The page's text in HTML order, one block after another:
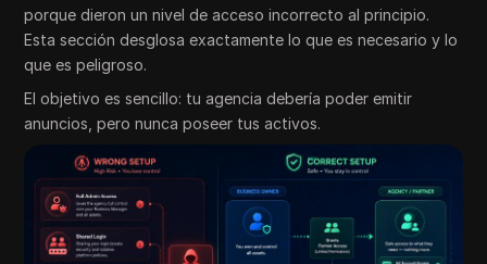
porque dieron un nivel de acceso incorrecto al principio.
Esta sección desglosa exactamente lo que es necesario y lo
que es peligroso.
El objetivo es sencillo: tu agencia debería poder emitir
anuncios, pero nunca poseer tus activos.